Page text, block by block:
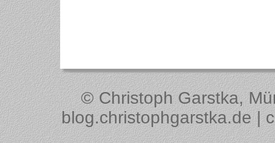
© Christoph Garstka,
blog.christophgarstka.de |